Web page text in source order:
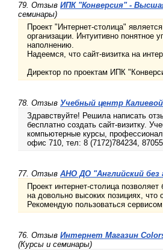
79. Отзыв ИПК "Конверсия" -
семинары)
Проект "Интернет-столица"
организации. Интуитивно понятное
наполнению.
Надеемся, что сайт-визитка на
Директор по проектам ИПК
78. Отзыв Учебный центр
Здравствуйте! Решила написать
бесплатно создать сайт-визитку.
компьютерные курсы,
офис 710, тел: 8 (7172)784234,
77. Отзыв АНО ДО "Английский без
Проект интернет-столица
на довольно высоких позициях,
Рекомендую пользоваться
76. Отзыв Интернет Магазин
(Курсы и семинары)